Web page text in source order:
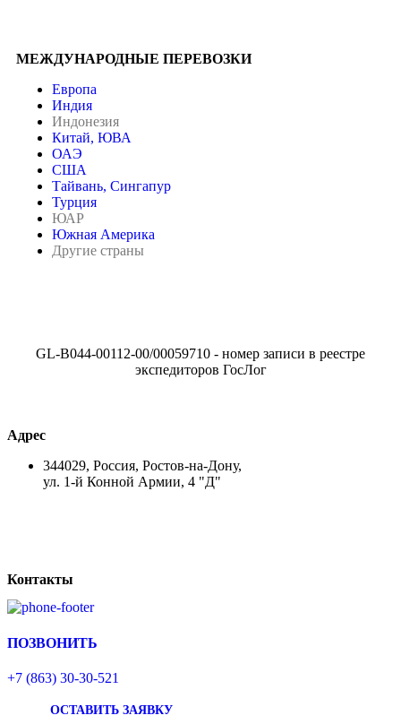
МЕЖДУНАРОДНЫЕ ПЕРЕВОЗКИ
Европа
Индия
Индонезия
Китай, ЮВА
ОАЭ
США
Тайвань, Сингапур
Турция
ЮАР
Южная Америка
Другие страны
GL-B044-00112-00/00059710 - номер записи в реестре
экспедиторов ГосЛог
Адрес
344029, Россия, Ростов-на-Дону,
ул. 1-й Конной Армии, 4 "Д"
Контакты
ПОЗВОНИТЬ
+7 (863) 30-30-521
ОСТАВИТЬ ЗАЯВКУ